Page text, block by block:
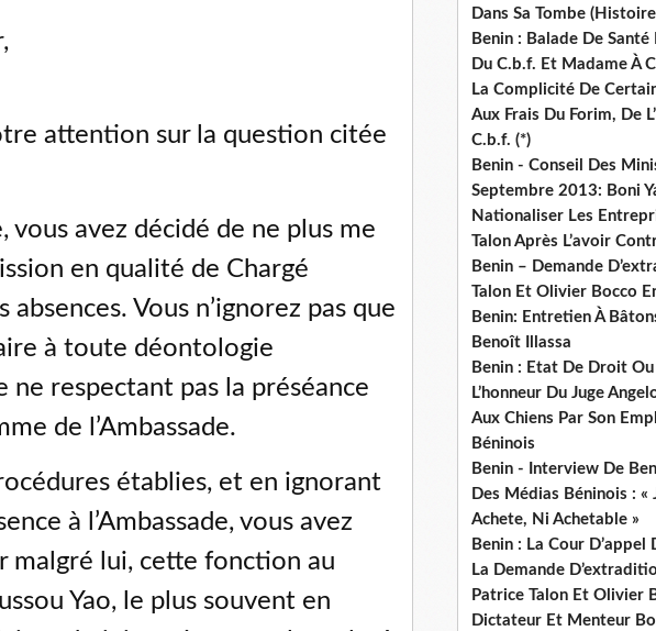
attention sur la question citée
vous avez décidé de ne plus me
en qualité de Chargé
absences. Vous n’ignorez pas que
à toute déontologie
respectant pas la préséance
de l’Ambassade.
établies, et en ignorant
à l’Ambassade, vous avez
malgré lui, cette fonction au
Yao, le plus souvent en
Dans Sa Tombe
Benin : Balade De
Du C.b.f. Et Madame À
La Complicité De
Aux Frais Du Forim, De
C.b.f. (*)
Benin - Conseil Des
Septembre 2013: Boni
Nationaliser Les
Talon Après L’avoir
Benin – Demande
Talon Et Olivier Bocco
Benin: Entretien À
Benoît Illassa
Benin : Etat De Droit Ou
L’honneur Du Juge
Aux Chiens Par Son
Béninois
Benin - Interview De
Des Médias Béninois : «
Achete, Ni Achetable »
Benin : La Cour D’appel
La Demande
Patrice Talon Et Olivier
Dictateur Et Menteur